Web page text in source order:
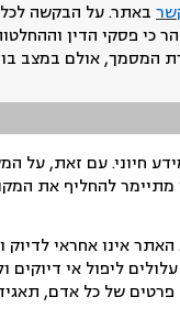
באתר. על הבקשה
כי פסקי הדין
המסמך, אולם במצב בו
חיוני. עם זאת, על
מתיימר להחליף את
אינו אחראי לדיוק
ליפול אי דיוקים
של כל אדם,